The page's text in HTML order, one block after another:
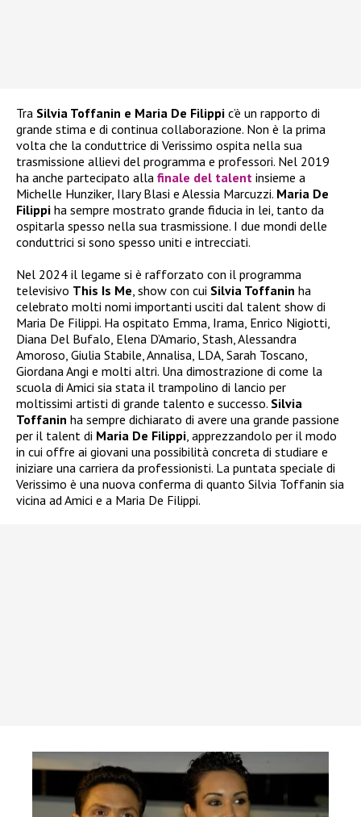
Tra Silvia Toffanin e Maria De Filippi c’è un rapporto di
grande stima e di continua collaborazione. Non è la prima
volta che la conduttrice di Verissimo ospita nella sua
trasmissione allievi del programma e professori. Nel 2019
ha anche partecipato alla finale del talent insieme a
Michelle Hunziker, Ilary Blasi e Alessia Marcuzzi. Maria De
Filippi ha sempre mostrato grande fiducia in lei, tanto da
ospitarla spesso nella sua trasmissione. I due mondi delle
conduttrici si sono spesso uniti e intrecciati.
Nel 2024 il legame si è rafforzato con il programma
televisivo This Is Me, show con cui Silvia Toffanin ha
celebrato molti nomi importanti usciti dal talent show di
Maria De Filippi. Ha ospitato Emma, Irama, Enrico Nigiotti,
Diana Del Bufalo, Elena D’Amario, Stash, Alessandra
Amoroso, Giulia Stabile, Annalisa, LDA, Sarah Toscano,
Giordana Angi e molti altri. Una dimostrazione di come la
scuola di Amici sia stata il trampolino di lancio per
moltissimi artisti di grande talento e successo. Silvia
Toffanin ha sempre dichiarato di avere una grande passione
per il talent di Maria De Filippi, apprezzandolo per il modo
in cui offre ai giovani una possibilità concreta di studiare e
iniziare una carriera da professionisti. La puntata speciale di
Verissimo è una nuova conferma di quanto Silvia Toffanin sia
vicina ad Amici e a Maria De Filippi.